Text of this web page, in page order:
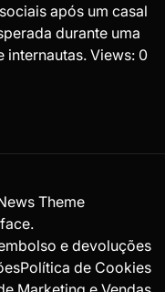
após um casal
durante uma
internautas. Views: 0
Theme
.
e devoluções
Política de Cookies